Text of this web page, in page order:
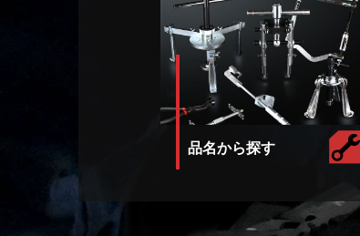
品名から探す